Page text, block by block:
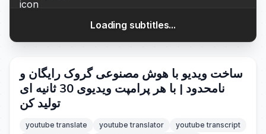
Loading subtitles...
ساخت ویدیو با هوش مصنوعی گروک رایگان و
نامحدود | با هر پرامپت ویدیوی 30 ثانیه ای
تولید کن
youtube translate youtube translator
youtube transcript